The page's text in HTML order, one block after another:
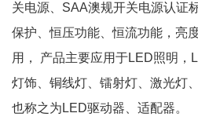
关电源、SAA澳规开关电源认证
保护、恒压功能、恒流功能，亮
用， 产品主要应用于LED照明，
灯饰、铜线灯、镭射灯、激光灯
也称之为LED驱动器、适配器。